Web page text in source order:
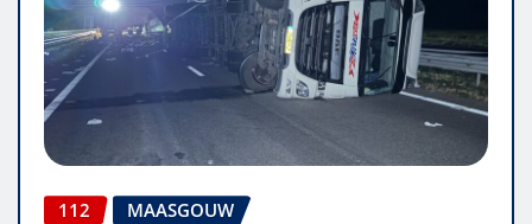
112 MAASGOUW